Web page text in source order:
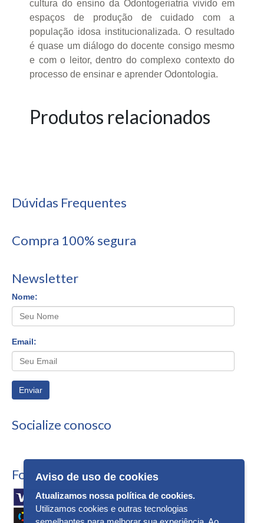
cultura do ensino da Odontogeriatria vivido em
espaços de produção de cuidado com a
população idosa institucionalizada. O resultado
é quase um diálogo do docente consigo mesmo
e com o leitor, dentro do complexo contexto do
processo de ensinar e aprender Odontologia.
Produtos relacionados
Dúvidas Frequentes
Compra 100% segura
Newsletter
Nome:
Email:
Enviar
Socialize conosco
Formas de Pagamento
Aviso de uso de cookies
Atualizamos nossa política de cookies.
Utilizamos cookies e outras tecnologias